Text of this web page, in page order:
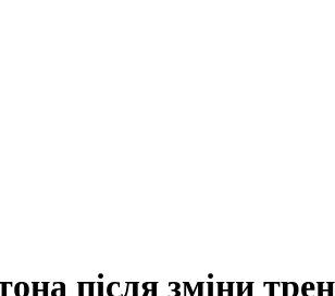
після зміни